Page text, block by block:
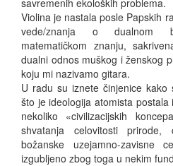
Violina je nastala posle Papskih
vede/znanja o dualnom
matematičkom znanju,
dualni odnos muškog i ženskog
koju mi nazivamo gitara.
U radu su iznete činjenice kako
što je ideologija atomista
nekoliko «civilizacijskih
shvatanja celovitosti
božanske uzejamno-zavisne
izgubljeno zbog toga u nekim